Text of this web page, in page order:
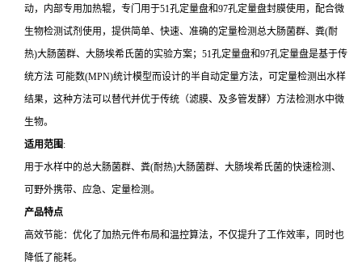
动，内部专用加热辊，专门用于51孔定量盘和97孔定量盘封膜使用，配合微
生物检测试剂使用，提供简单、快速、准确的定量检测总大肠菌群、粪(耐
热)大肠菌群、大肠埃希氏菌的实验方案；51孔定量盘和97孔定量盘是基于传
统方法 可能数(MPN)统计模型而设计的半自动定量方法，可定量检测出水样
结果，这种方法可以替代并优于传统（滤膜、及多管发酵）方法检测水中微
生物。
适用范围 :
用于水样中的总大肠菌群、粪(耐热)大肠菌群、大肠埃希氏菌的快速检测、
可野外携带、应急、定量检测。
产品特点
高效节能：优化了加热元件布局和温控算法，不仅提升了工作效率，同时也
降低了能耗。